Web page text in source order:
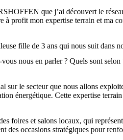
que j’ai découvert le
profit mon expertise terrain et ma
fille de 3 ans qui nous suit dans
nous en parler ? Quels sont
sur le secteur que nous allons
énergétique. Cette expertise
foires et salons locaux, qui
des occasions stratégiques pour